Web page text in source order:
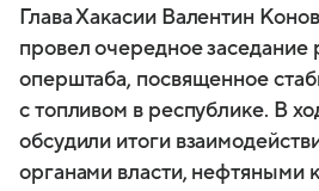
Глава Хакасии Валентин
провел очередное заседание
оперштаба, посвященное
с топливом в республике. В
обсудили итоги
органами власти, нефтяными